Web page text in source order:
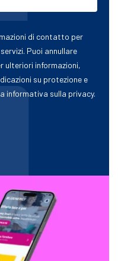
di contatto per
Puoi annullare
ulteriori informazioni,
su protezione e
informativa sulla privacy.